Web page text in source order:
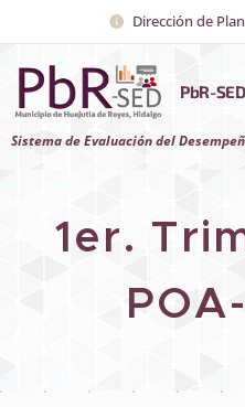
Dirección de
PbR-
Sistema de Evaluación del
1er.